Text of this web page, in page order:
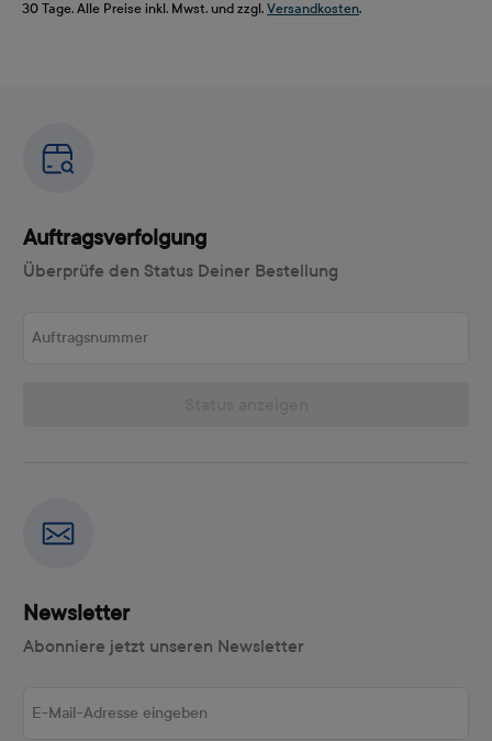
30 Tage. Alle Preise inkl. Mwst. und zzgl. Versandkosten.
Auftragsverfolgung
Überprüfe den Status Deiner Bestellung
Newsletter
Abonniere jetzt unseren Newsletter